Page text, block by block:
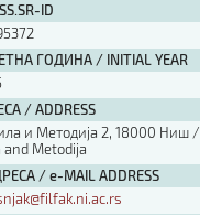
ID
ГОДИНА / INITIAL YEAR
/ ADDRESS
и Методија 2, 18000 Ниш
and Metodija
/ e-MAIL ADDRESS